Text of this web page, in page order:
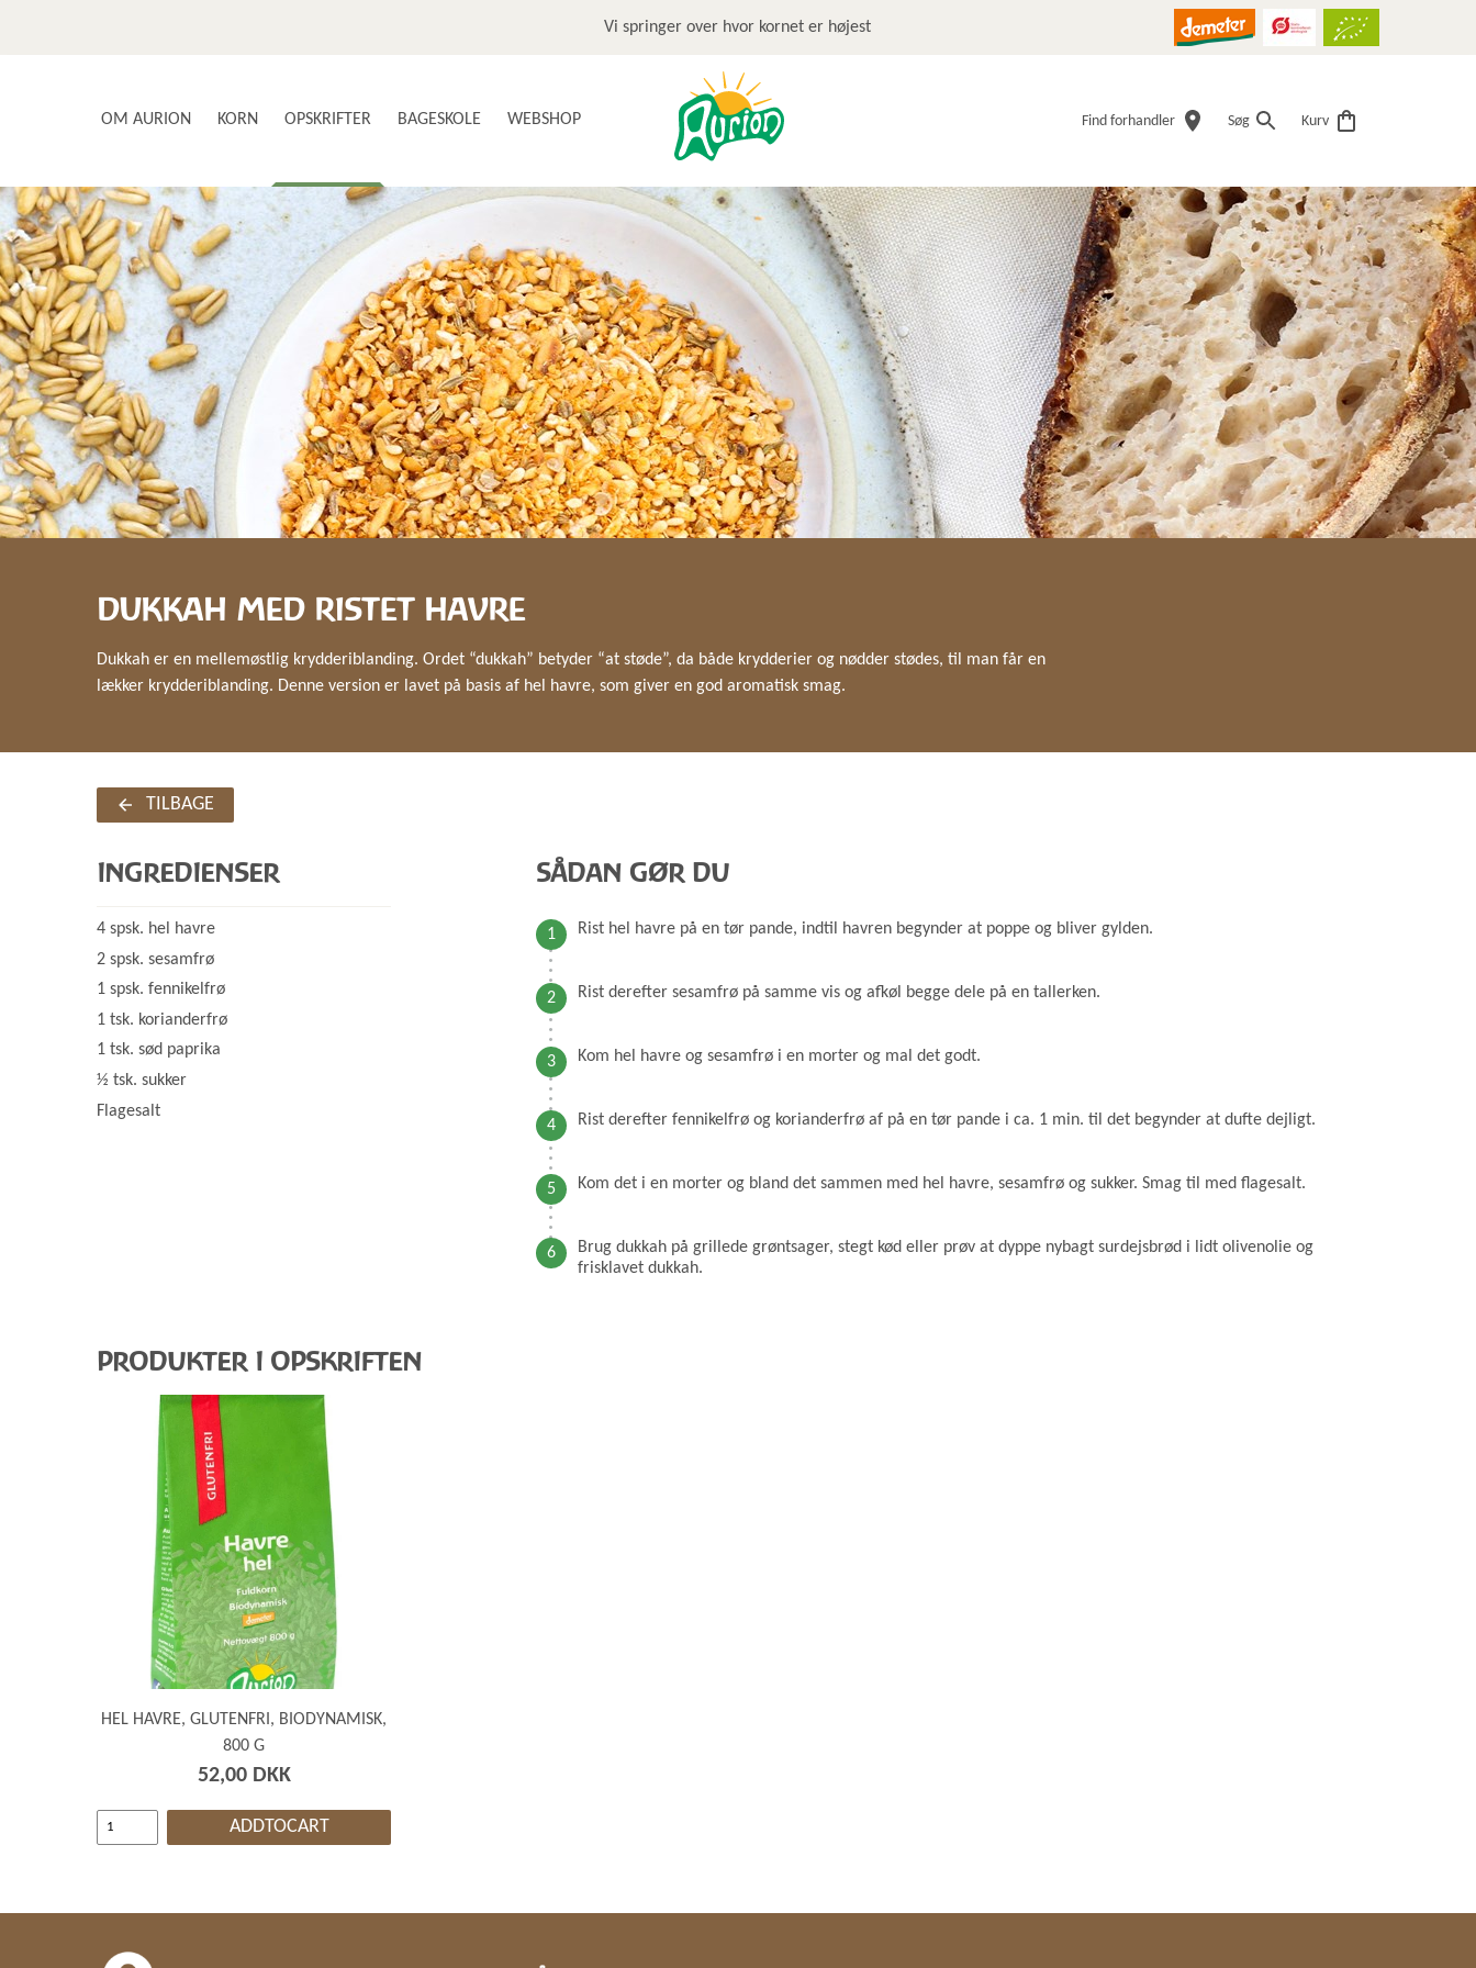
Vi springer over hvor kornet er højest
OM AURION
SMAG OG SUNDHED
VORES PRODUKTER
NYSGERRIGHED & INNOVATION
KOM MED I PRODUKTIONEN
KONTAKT OS
NYHEDSBREV
KORN
AURIONS AVLERE
OPSKRIFTER
BRØD & BOLLER
BÆLGFRUGTER
GLUTENFRI
KAGER & DESSERTER
MAD MED KORN
FOOD SERVICE
BAGESKOLE WEBSHOP
TILBUD & STOP MADSPILD
BAGEGREJ
BAGEPAKKER OG BAGESKOLE
BÆLGFRUGTER
DET SØDE
DIVERSE
FRUGTRULLER
GLUTENFRI
GRØD OG GRYN
HÆVEMIDLER
Find forhandler Søg Kurv
DUKKAH MED RISTET HAVRE
Dukkah er en mellemøstlig krydderiblanding. Ordet “dukkah” betyder “at støde”, da både krydderier og nødder stødes, til man får en
lækker krydderiblanding. Denne version er lavet på basis af hel havre, som giver en god aromatisk smag.
TILBAGE
INGREDIENSER
4 spsk. hel havre
2 spsk. sesamfrø
1 spsk. fennikelfrø
1 tsk. korianderfrø
1 tsk. sød paprika
½ tsk. sukker
Flagesalt
SÅDAN GØR DU
Rist hel havre på en tør pande, indtil havren begynder at poppe og bliver gylden.
Rist derefter sesamfrø på samme vis og afkøl begge dele på en tallerken.
Kom hel havre og sesamfrø i en morter og mal det godt.
Rist derefter fennikelfrø og korianderfrø af på en tør pande i ca. 1 min. til det begynder at dufte dejligt.
Kom det i en morter og bland det sammen med hel havre, sesamfrø og sukker. Smag til med flagesalt.
Brug dukkah på grillede grøntsager, stegt kød eller prøv at dyppe nybagt surdejsbrød i lidt olivenolie og
frisklavet dukkah.
PRODUKTER I OPSKRIFTEN
HEL HAVRE, GLUTENFRI, BIODYNAMISK,
800 G
52,00 DKK
ADDTOCART